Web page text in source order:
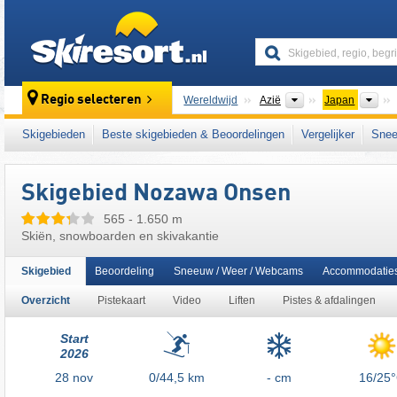
Regio selecteren Wereldwijd Azië Continenten
Japan
Dit skigebied ligt ook in: Kiso-gebergte
Skigebieden Beste skigebieden & Beoordelingen Vergelijker
Skigebied Nozawa Onsen
565 - 1.650 m
Skiën, snowboarden en skivakantie
Skigebied
Overzicht Pistekaart Video Liften Pistes & afdalingen
Beoordeling Sneeuw / Weer / Webcams
Start
2026
28 nov 0/44,5km - cm 16/